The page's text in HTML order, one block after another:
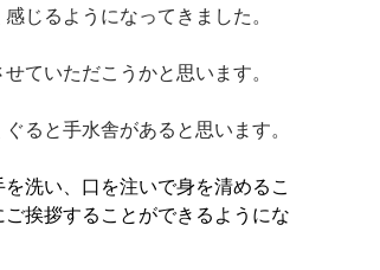
じるようになってきました。
ていただこうかと思います。
ると手水舎があると思います。
洗い、口を注いで身を清めるこ
挨拶することができるようにな